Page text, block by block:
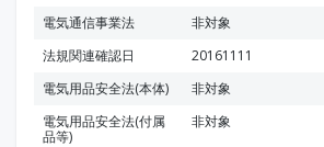
電気通信事業法
非対象
法規関連確認日
20161111
電気用品安全法(本体)
非対象
電気用品安全法(付属
品等)
非対象